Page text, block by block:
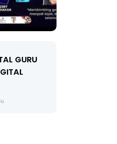
GURU